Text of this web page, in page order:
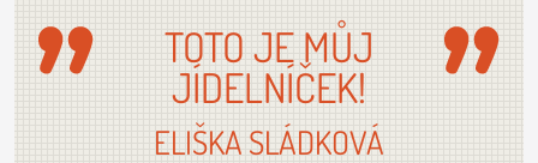
TOTO JE MŮJ
JÍDELNÍČEK!
ELIŠKA SLÁDKOVÁ